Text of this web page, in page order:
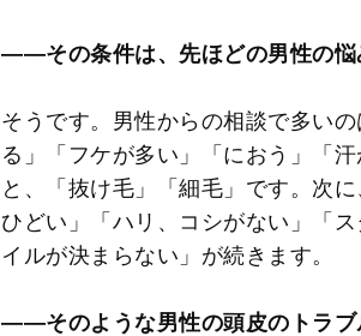
――その条件は、先ほどの男性の悩
そうです。男性からの相談で多い
る」「フケが多い」「におう」「
と、「抜け毛」「細毛」です。次
ひどい」「ハリ、コシがない」「
イルが決まらない」が続きます。
――そのような男性の頭皮のトラブ